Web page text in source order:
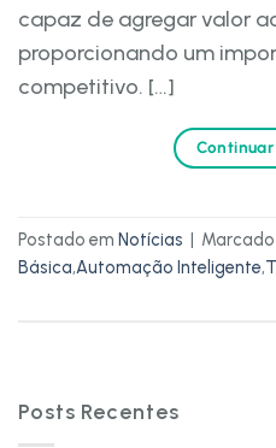
capaz de agregar valor
proporcionando um
competitivo. […]
Postado em Notícias | Marcado
Básica,Automação Inteligente,
Posts Recentes